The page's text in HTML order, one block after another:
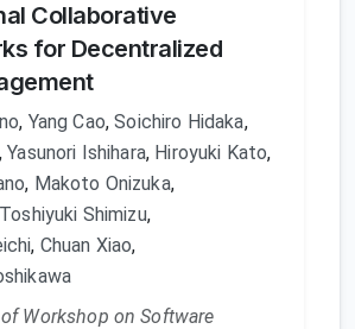
Collaborative
for Decentralized
, Yang Cao,Soichiro Hidaka,
,Yasunori Ishihara, Hiroyuki Kato,
, Makoto Onizuka,
Toshiyuki Shimizu,
, Chuan Xiao,
Workshop on Software